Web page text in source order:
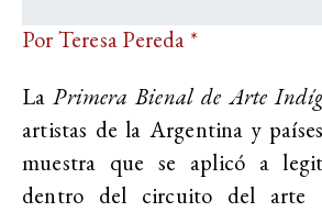
Por Teresa Pereda *
LaPrimera Bienal de Arte
artistas de la Argentina y
muestra que se aplicó a
dentro del circuito del arte